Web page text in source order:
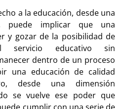
a la educación, desde una
puede implicar que una
y gozar de la posibilidad de
servicio educativo sin
dentro de un proceso
una educación de calidad
desde una dimensión
se vuelve ese poder que